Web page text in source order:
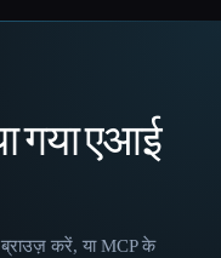
गया एआई
करें, या MCP के